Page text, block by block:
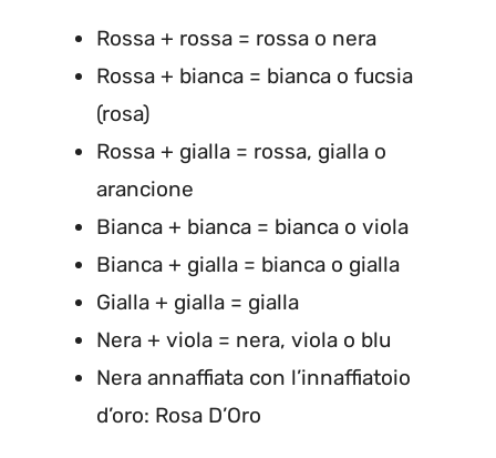
Rossa + rossa = rossa o nera
Rossa + bianca = bianca o fucsia
(rosa)
Rossa + gialla = rossa, gialla o
arancione
Bianca + bianca = bianca o viola
Bianca + gialla = bianca o gialla
Gialla + gialla = gialla
Nera + viola = nera, viola o blu
Nera annaffiata con l’innaffiatoio
d’oro: Rosa D’Oro